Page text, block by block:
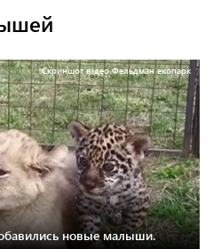
Скриншот відео Фельдман екопарк
новые малыши.